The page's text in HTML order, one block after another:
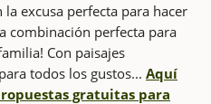
la excusa perfecta para hacer
combinación perfecta para
Con paisajes
todos los gustos... Aquí
gratuitas para